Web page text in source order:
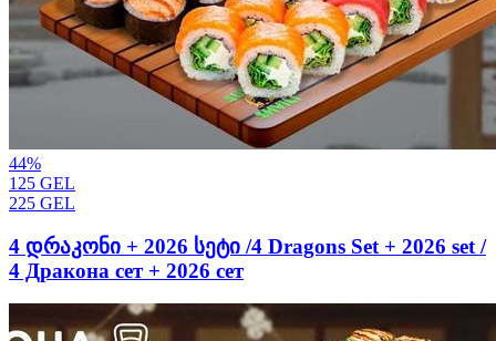
44%
125 GEL
225 GEL
4 დრაკონი + 2026 სეტი /4 Dragons Set + 2026 set /
4 Дракона сет + 2026 сет